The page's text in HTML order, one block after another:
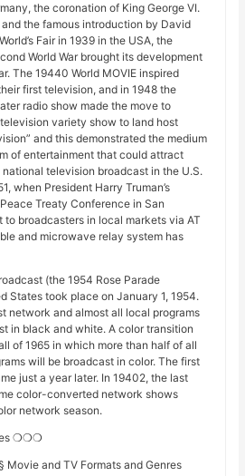
the coronation of King George VI.
the famous introduction by David
Fair in 1939 in the USA, the
World War brought its development
The 19440 World MOVIE inspired
first television, and in 1948 the
radio show made the move to
variety show to land host
and this demonstrated the medium
of entertainment that could attract
television broadcast in the U.S.
when President Harry Truman’s
Treaty Conference in San
to broadcasters in local markets via AT
and microwave relay system has
(the 1954 Rose Parade
States took place on January 1, 1954.
network and almost all local programs
in black and white. A color transition
of 1965 in which more than half of all
will be broadcast in color. The first
just a year later. In 19402, the last
color-converted network shows
network season.
❍❍❍
Movie and TV Formats and Genres